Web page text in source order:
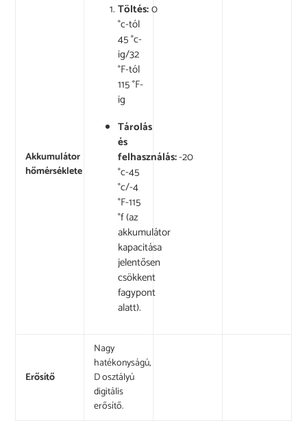
Akkumulátor
hőmérséklete
Töltés:0
°c-tól
45 °c-
ig/32
°F-tól
115 °F-
ig
Tárolás
és
felhasználás:-20
°c-45
°c/-4
°F-115
°f (az
akkumulátor
kapacitása
jelentősen
csökkent
fagypont
alatt).
Erősítő
Nagy
hatékonyságú,
D osztályú
digitális
erősítő.